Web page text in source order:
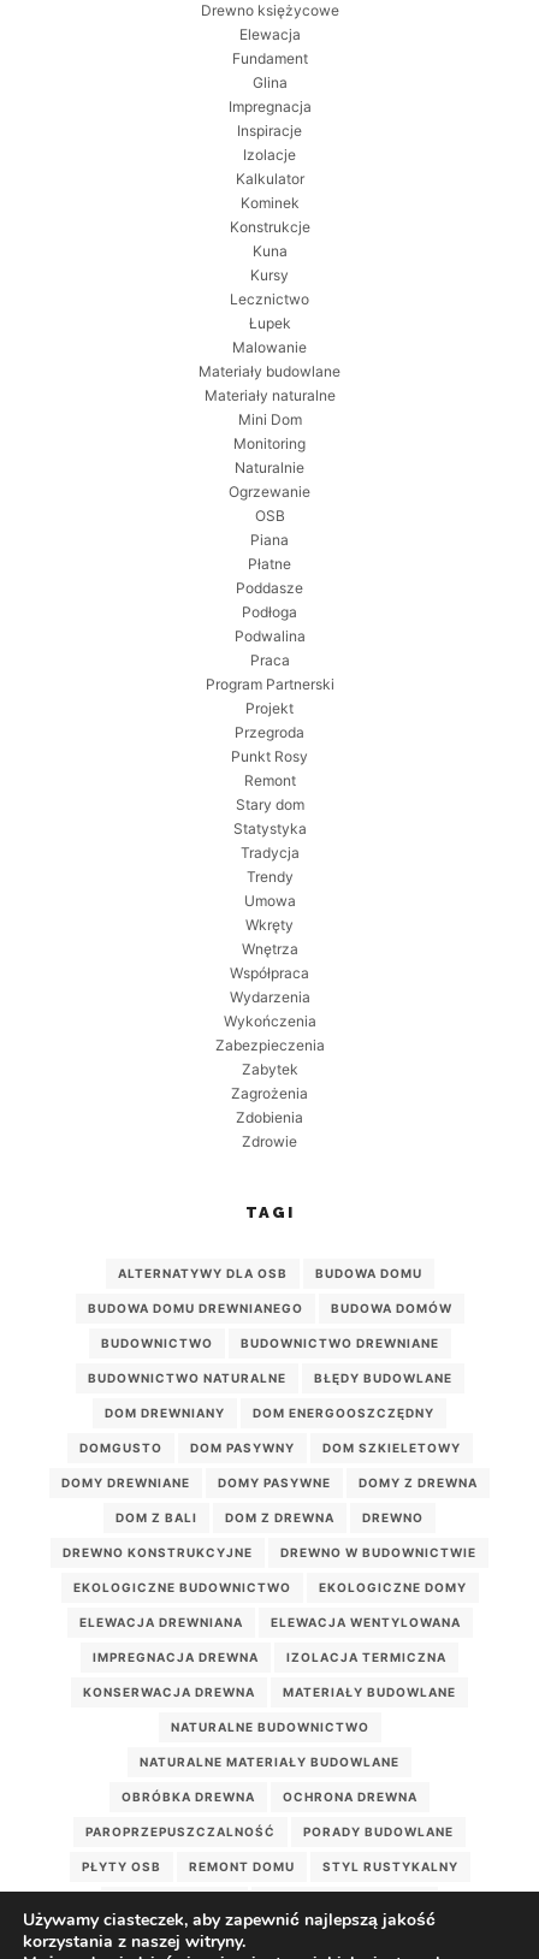
Drewno księżycowe
Elewacja
Fundament
Glina
Impregnacja
Inspiracje
Izolacje
Kalkulator
Kominek
Konstrukcje
Kuna
Kursy
Lecznictwo
Łupek
Malowanie
Materiały budowlane
Materiały naturalne
Mini Dom
Monitoring
Naturalnie
Ogrzewanie
OSB
Piana
Płatne
Poddasze
Podłoga
Podwalina
Praca
Program Partnerski
Projekt
Przegroda
Punkt Rosy
Remont
Stary dom
Statystyka
Tradycja
Trendy
Umowa
Wkręty
Wnętrza
Współpraca
Wydarzenia
Wykończenia
Zabezpieczenia
Zabytek
Zagrożenia
Zdobienia
Zdrowie
TAGI
ALTERNATYWY DLA OSB BUDOWA DOMU
BUDOWA DOMU DREWNIANEGO BUDOWA DOMÓW
BUDOWNICTWO BUDOWNICTWO DREWNIANE
BUDOWNICTWO NATURALNE BŁĘDY BUDOWLANE
DOM DREWNIANY DOM ENERGOOSZCZĘDNY
DOMGUSTO DOM PASYWNY DOM SZKIELETOWY
DOMY DREWNIANE DOMY PASYWNE DOMY Z DREWNA
DOM Z BALI DOM Z DREWNA DREWNO
DREWNO KONSTRUKCYJNE DREWNO W BUDOWNICTWIE
EKOLOGICZNE BUDOWNICTWO EKOLOGICZNE DOMY
ELEWACJA DREWNIANA ELEWACJA WENTYLOWANA
IMPREGNACJA DREWNA IZOLACJA TERMICZNA
KONSERWACJA DREWNA MATERIAŁY BUDOWLANE
NATURALNE BUDOWNICTWO
NATURALNE MATERIAŁY BUDOWLANE
OBRÓBKA DREWNA OCHRONA DREWNA
PAROPRZEPUSZCZALNOŚĆ PORADY BUDOWLANE
PŁYTY OSB REMONT DOMU STYL RUSTYKALNY
WILGOĆ W DOMU
Używamy ciasteczek, aby zapewnić najlepszą jakość
korzystania z naszej witryny.